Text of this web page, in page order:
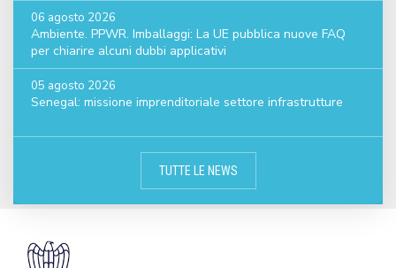
06 agosto 2026
Ambiente. PPWR. Imballaggi: La UE pubblica nuove FAQ
per chiarire alcuni dubbi applicativi
05 agosto 2026
Senegal: missione imprenditoriale settore infrastrutture
TUTTE LE NEWS